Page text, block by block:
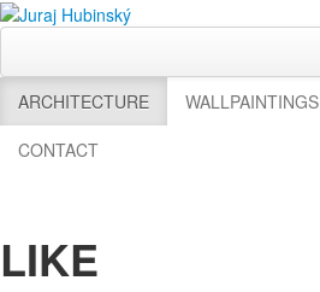
ARCHITECTURE WALLPAINTINGS
CONTACT
LIKE